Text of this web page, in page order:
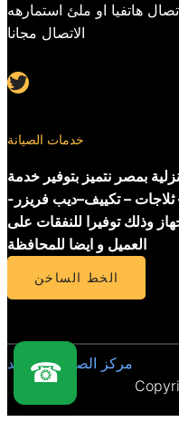
هاتفيا او ملئ استمارهه
الاتصال مجانا
Twitter
خدمات الصيانة
بمصر نتميز بتوفير خدمة
ثلاجات – تكييف–ديب فريزر-
وذلك توفيرا للنفقات على
العميل و ايضا للمحافظة
الخط الساخن
مركز الصيانة المعتمد
☎